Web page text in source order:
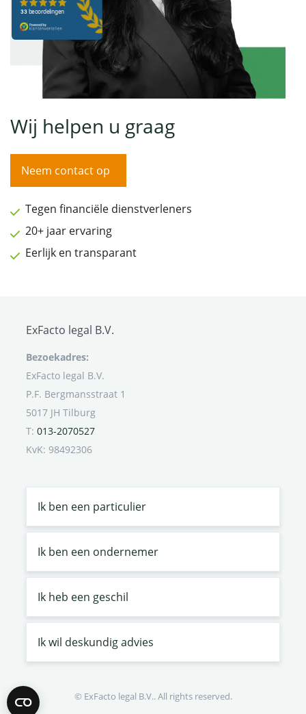
Wij helpen u graag
Neem contact op
Tegen financiële dienstverleners
20+ jaar ervaring
Eerlijk en transparant
ExFacto legal B.V.
Bezoekadres:
ExFacto legal B.V.
P.F. Bergmansstraat 1
5017 JH Tilburg
T: 013-2070527
KvK: 98492306
Ik ben een particulier
Ik ben een ondernemer
Ik heb een geschil
Ik wil deskundig advies
© ExFacto legal B.V.. All rights reserved.